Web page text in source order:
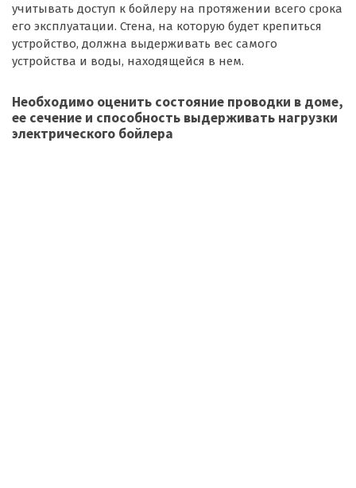
учитывать доступ к бойлеру на протяжении всего срока
его эксплуатации. Стена, на которую будет крепиться
устройство, должна выдерживать вес самого
устройства и воды, находящейся в нем.
Необходимо оценить состояние проводки в доме,
ее сечение и способность выдерживать нагрузки
электрического бойлера